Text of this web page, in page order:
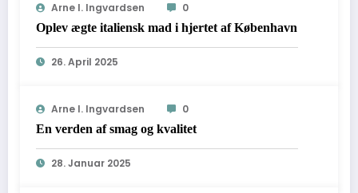
Arne I. Ingvardsen
0
Oplev ægte italiensk mad i hjertet af København
26. April 2025
Arne I. Ingvardsen
0
En verden af smag og kvalitet
28. Januar 2025